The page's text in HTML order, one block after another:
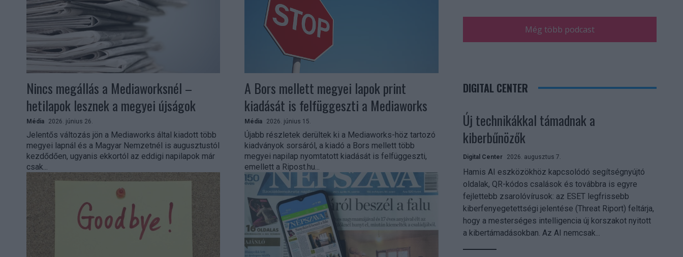
Nincs megállás a Mediaworksnél –
hetilapok lesznek a megyei újságok
Média 2026. június 26.
Jelentős változás jön a Mediaworks által kiadott több
megyei lapnál és a Magyar Nemzetnél is augusztustól
kezdődően, ugyanis ekkortól az eddigi napilapok már
csak...
A Bors mellett megyei lapok print
kiadását is felfüggeszti a Mediaworks
Média 2026. június 15.
Újabb részletek derültek ki a Mediaworks-höz tartozó
kiadványok sorsáról, a kiadó a Bors mellett több
megyei napilap nyomtatott kiadását is felfüggeszti,
emellett a Ripost.hu...
Még több podcast
DIGITAL CENTER
Új technikákkal támadnak a
kiberbűnözők
Digital Center 2026. augusztus 7.
Hamis AI eszközökhöz kapcsolódó segítségnyújtó
oldalak, QR-kódos csalások és továbbra is egyre
fejlettebb zsarolóvírusok: az ESET legfrissebb
kiberfenyegetettségi jelentése (Threat Riport) feltárja,
hogy a mesterséges intelligencia új korszakot nyitott
a kibertámadásokban. Az AI nemcsak...